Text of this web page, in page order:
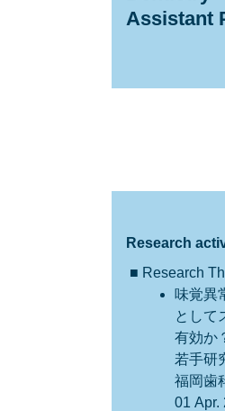
Assistant
Research
■ Research
味覚異
として
有効か
若手研
福岡歯
01 Apr.